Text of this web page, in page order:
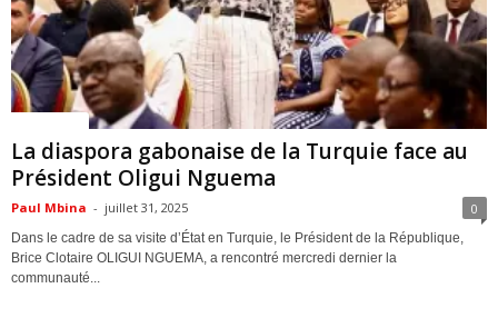
La diaspora gabonaise de la Turquie face au
Président Oligui Nguema
Paul Mbina - juillet 31, 2025 0
Dans le cadre de sa visite d’État en Turquie, le Président de la République,
Brice Clotaire OLIGUI NGUEMA, a rencontré mercredi dernier la
communauté...